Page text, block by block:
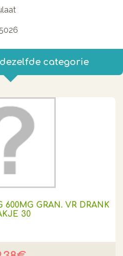
categorie
600MG GRAN. VR DRANK
30